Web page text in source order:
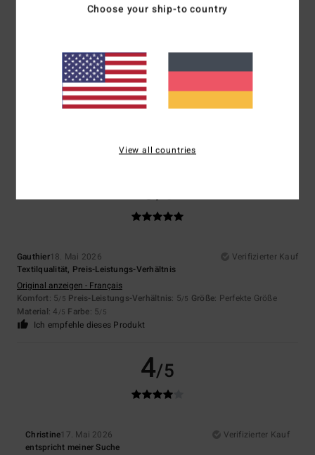
5/5
20. Mai 2026
Original anzeigen - Français
Ich empfehle dieses Produkt
5/5
Gauthier18. Mai 2026
Verifizierter Kauf
Textilqualität, Preis-Leistungs-Verhältnis
Original anzeigen - Français
Komfort: 5/5 Preis-Leistungs-Verhältnis: 5/5 Größe: Perfekte Größe
Material: 4 /5 Farbe: 5/5
Ich empfehle dieses Produkt
4/5
Christine17. Mai 2026
Verifizierter Kauf
entspricht meiner Suche
Choose your ship-to country
View all countries